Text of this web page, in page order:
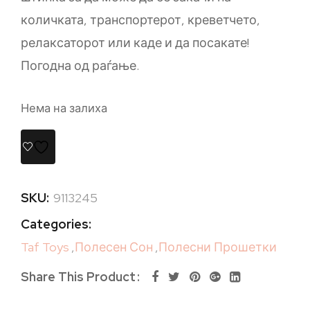
количката, транспортерот, креветчето,
релаксаторот или каде и да посакате!
Погодна од раѓање.
Нема на залиха
SKU: 9113245
Categories:
Taf Toys ,Полесен Сон ,Полесни Прошетки
Share This Product